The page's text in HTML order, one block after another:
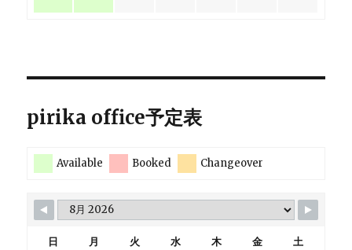
pirika office予定表
Available Booked Changeover
日 月 火 水 木 金 土